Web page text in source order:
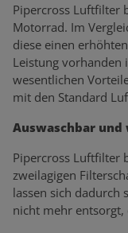
Pipercross Luftfilter
Motorrad. Im
diese einen
Leistung vorhanden
wesentlichen
mit den Standard
Auswaschbar
Pipercross Luftfilter
zweilagigen
lassen sich dadurch
nicht mehr